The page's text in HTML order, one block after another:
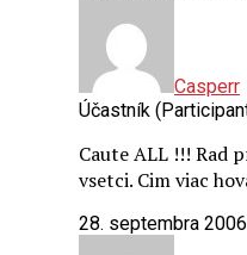
Casperr
Účastník
Caute ALL !!! Rad
vsetci. Cim viac
28. septembra